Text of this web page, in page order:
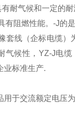
有耐气候和一定的
有阻燃性能。-J的
套线（企标电缆）
气候性，YZ-J电
业标准生产.
用于交流额定电压